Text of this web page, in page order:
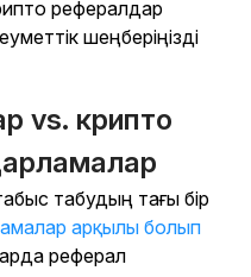
рефералдар
шеңберіңізді
vs. крипто
табудың тағы бір
арқылы болып
реферал